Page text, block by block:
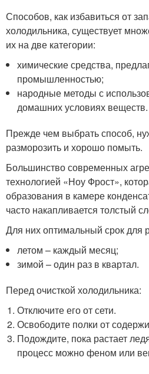
Способов, как избавиться от
холодильника, существует
их на две категории:
химические средства,
промышленностью;
народные методы с
домашних условиях веществ.
Прежде чем выбрать способ,
разморозить и хорошо помыть.
Большинство современных
технологией «Ноу Фрост»,
образования в камере
часто накапливается толстый
Для них оптимальный срок для
летом – каждый месяц;
зимой – один раз в квартал.
Перед очисткой холодильника:
Отключите его от сети.
Освободите полки от
Подождите, пока растает
процесс можно феном или